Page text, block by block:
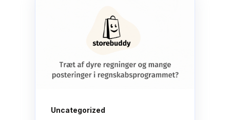
Uncategorized